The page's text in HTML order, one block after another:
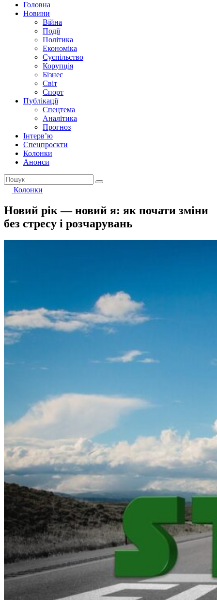
Головна
Новини
Війна
Події
Політика
Економіка
Суспільство
Корупція
Бізнес
Світ
Спорт
Публікації
Спецтема
Аналітика
Прогноз
Інтерв’ю
Спецпроєкти
Колонки
Анонси
Колонки
Новий рік — новий я: як почати зміни
без стресу і розчарувань